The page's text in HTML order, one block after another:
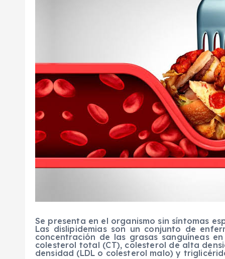
Se presenta en el organismo sin síntomas
Las dislipidemias son un conjunto de
concentración de las grasas sanguíneas
colesterol total (CT), colesterol de alta
densidad (LDL o colesterol malo) y